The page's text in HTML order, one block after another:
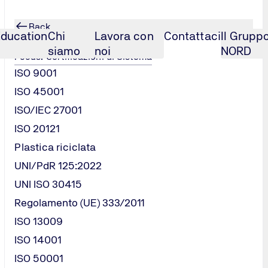
Chi
siamo
Lavora con
noi
ContattaciIl
NORD
Back
Certificazioni di Sistema
Focus: Certificazioni di Sistema
ISO 9001
ISO 45001
ISO/IEC 27001
ISO 20121
Plastica riciclata
UNI/PdR 125:2022
UNI ISO 30415
Regolamento (UE) 333/2011
ISO 13009
ISO 14001
ISO 50001
strutture ricettive
in Italia il turismo riveste un ruolo molto importante. A
verso le tematiche sostenibili, strettamente
sempre più sostenibili, prediligendo strutture, mete e
- Sistema di gestione per la sostenibilità nelle